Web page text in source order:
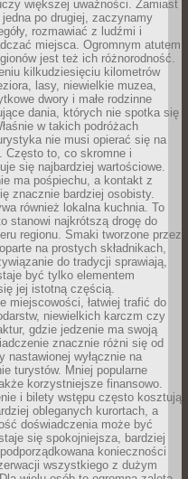
większej uważności. Zamiast
po drugiej, zaczynamy
rozmawiać z ludźmi i
miejsca. Ogromnym atutem
jest też ich różnorodność.
kilkudziesięciu kilometrów
lasy, niewielkie muzea,
dwory i małe rodzinne
dania, których nie spotka się
w takich podróżach
nie musi opierać się na
Często to, co skromne i
się najbardziej wartościowe.
ma pośpiechu, a kontakt z
znacznie bardziej osobisty.
również lokalna kuchnia. To
stanowi najkrótszą drogę do
regionu. Smaki tworzone przez
na prostych składnikach,
do tradycji sprawiają,
być tylko elementem
jej istotną częścią.
miejscowości, łatwiej trafić do
niewielkich karczm czy
gdzie jedzenie ma swoją
znacznie różni się od
nastawionej wyłącznie na
turystów. Mniej popularne
korzystniejsze finansowo.
i bilety wstępu często kosztują
obleganych kurortach, a
doświadczenia może być
się spokojniejsza, bardziej
konieczności
wszystkiego z dużym